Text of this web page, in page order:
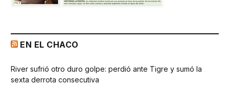
EN EL CHACO
River sufrió otro duro golpe: perdió ante Tigre y sumó la
sexta derrota consecutiva